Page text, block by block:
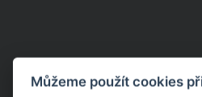
Můžeme použít cookies